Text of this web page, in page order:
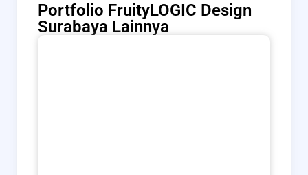
Portfolio FruityLOGIC Design
Surabaya Lainnya